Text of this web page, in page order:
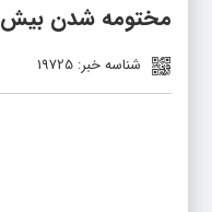
مختومه شدن بیش از ۱۸ فقره پرونده با سازش یک اختلاف
شناسه خبر: 19725